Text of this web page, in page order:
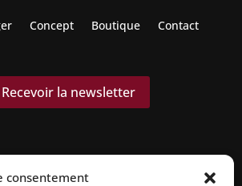
consentement
Concept Boutique Contact
Recevoir la newsletter